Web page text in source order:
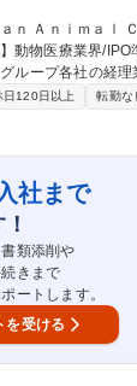
Ａｎｉｍａｌ Ｃ
動物医療業界/
務フローの整備等
制の構築・改善に
株会社の月次/四
）■持株会社の税
理■グループ企業
務の支援■会議資
アップ企業なので
日以上
日120日以上 転勤な
社まで
類添削や
きまで
ートします。
を受ける